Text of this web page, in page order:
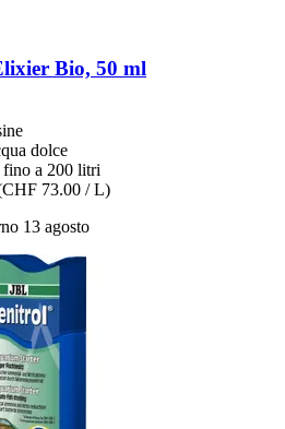
Bio, 50 ml
dolce
fino a 200 litri
73.00 / L)
13 agosto